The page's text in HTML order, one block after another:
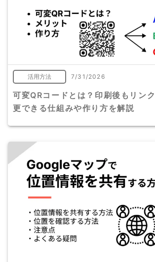
活用方法 7/31/2026
可変QRコードとは？印刷後もリン
更できる仕組みや作り方を解説